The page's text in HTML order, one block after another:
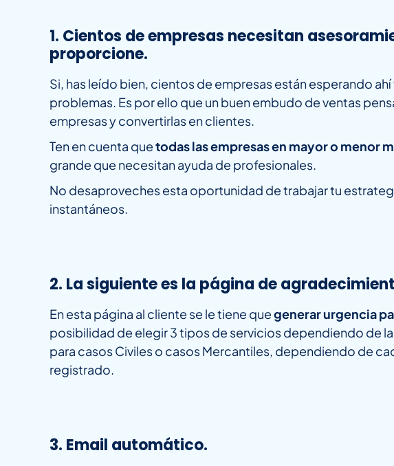
1. Cientos de empresas necesitan
proporcione.
Si, has leído bien, cientos de empresas están esperando
problemas. Es por ello que un buen embudo de ventas
empresas y convertirlas en clientes.
Ten en cuenta quetodas las empresas en mayor o menor
grande que necesitan ayuda de profesionales.
No desaproveches esta oportunidad de trabajar tu
instantáneos.
2. La siguiente es la página de
En esta página al cliente se le tiene quegenerar urgencia
posibilidad de elegir 3 tipos de servicios dependiendo de
para casos Civiles o casos Mercantiles, dependiendo de
registrado.
3. Email automático.